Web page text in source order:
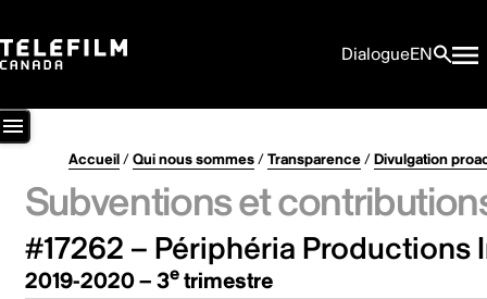
DialogueEN
Accueil/Qui nous sommes/Transparence/Divulgation
Subventions et
#17262 – Périphéria Productions
2019-2020 – 3etrimestre